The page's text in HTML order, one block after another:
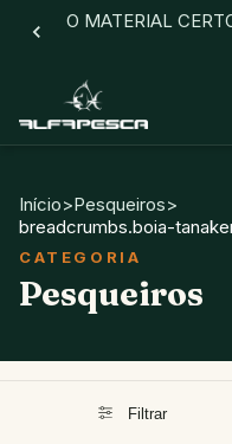
O MATERIAL
Início>Pesqueiros>
breadcrumbs.boia-
Pesqueiros
Filtrar